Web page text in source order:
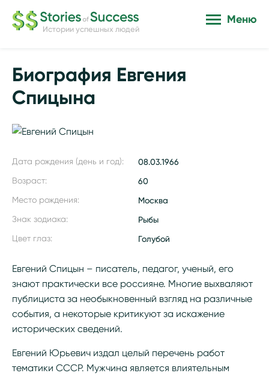
Истории успешных людей
Меню
Биография Евгения
Спицына
Дата рождения (день и год): 08.03.1966
Возраст: 60
Место рождения: Москва
Знак зодиака: Рыбы
Цвет глаз: Голубой
Евгений Спицын – писатель, педагог, ученый, его
знают практически все россияне. Многие выхваляют
публициста за необыкновенный взгляд на различные
события, а некоторые критикуют за искажение
исторических сведений.
Евгений Юрьевич издал целый перечень работ
тематики СССР. Мужчина является влиятельным